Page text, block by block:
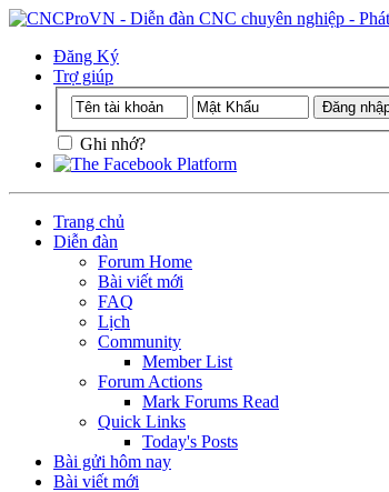
Đăng Ký
Trợ giúp
Ghi nhớ?
Trang chủ
Diễn đàn
Forum Home
Bài viết mới
FAQ
Lịch
Community
Member List
Forum Actions
Mark Forums Read
Quick Links
Today's Posts
Bài gửi hôm nay
Bài viết mới